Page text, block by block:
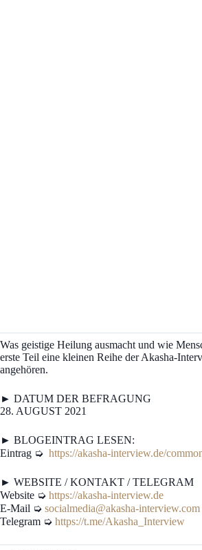
Was geistige Heilung ausmacht und wie
erste Teil eine kleinen Reihe der Akasha-
angehören.
► DATUM DER BEFRAGUNG
28. AUGUST 2021
► BLOGEINTRAG LESEN:
Eintrag ➭ https://akasha-interview.de/
► WEBSITE / KONTAKT / TELEGRAM
Website ➭ https://akasha-interview.de
E-Mail ➭ socialmedia@akasha-interview.com
Telegram ➭ https://t.me/Akasha_Interview